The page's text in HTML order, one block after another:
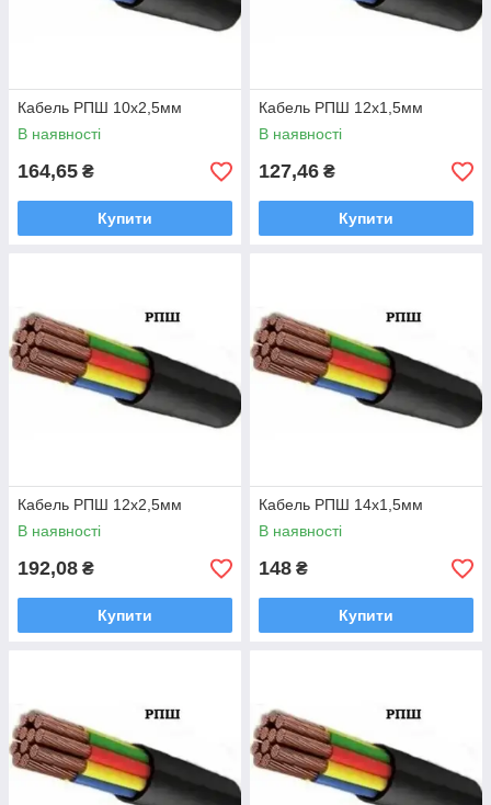
Кабель РПШ 10х2,5мм
В наявності
164,65 ₴
Купити
Кабель РПШ 12х1,5мм
В наявності
127,46 ₴
Купити
Кабель РПШ 12х2,5мм
В наявності
192,08 ₴
Купити
Кабель РПШ 14х1,5мм
В наявності
148 ₴
Купити